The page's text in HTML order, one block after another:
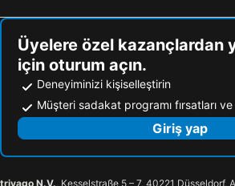
Üyelere özel kazançlardan
için oturum açın.
Deneyiminizi kişiselleştirin
Müşteri sadakat programı fırsatları
Giriş yap
trivago N.V., Kesselstraße 5 – 7, 40221 Düsseldorf,